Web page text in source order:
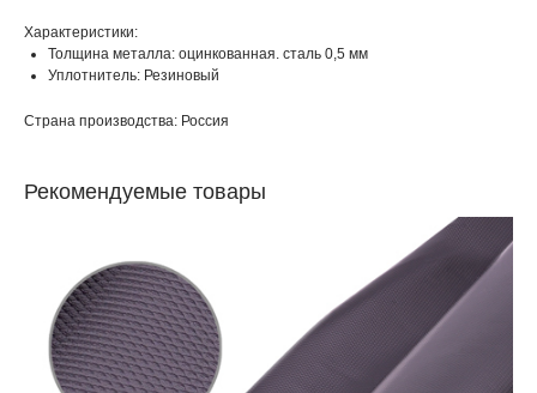
Характеристики:
Толщина металла: оцинкованная. сталь 0,5 мм
Уплотнитель: Резиновый
Страна производства: Россия
Рекомендуемые товары